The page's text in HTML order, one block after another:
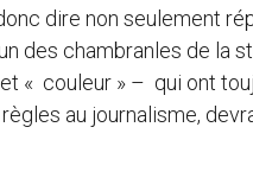
dire non seulement
des chambranles de la
« couleur » – qui ont
au journalisme,